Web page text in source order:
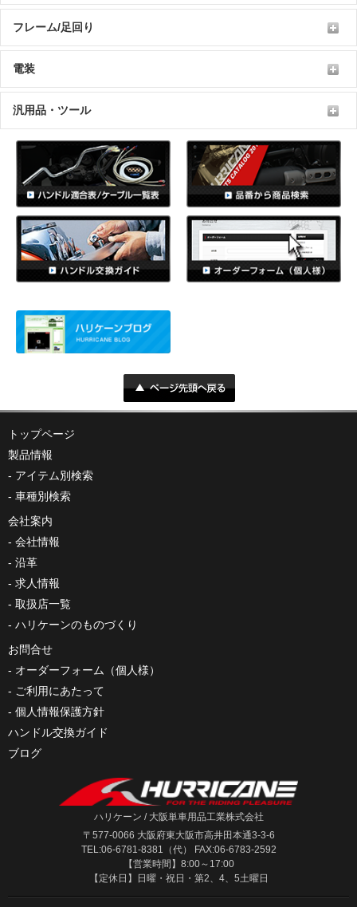
フレーム/足回り
電装
汎用品・ツール
トップページ
製品情報
アイテム別検索
車種別検索
会社案内
会社情報
沿革
求人情報
取扱店一覧
ハリケーンのものづくり
お問合せ
オーダーフォーム（個人様）
ご利用にあたって
個人情報保護方針
ハンドル交換ガイド
ブログ
ハリケーン / 大阪単車用品工業株式会社
〒577-0066 大阪府東大阪市高井田本通3-3-6
TEL:06-6781-8381（代） FAX:06-6783-2592
【営業時間】8:00～17:00
【定休日】日曜・祝日・第2、4、5土曜日